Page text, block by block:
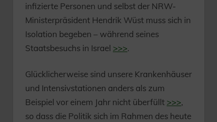
infizierte Personen und selbst der NRW-
Ministerpräsident Hendrik Wüst muss sich in
Isolation begeben – während seines
Staatsbesuchs in Israel >>>.
Glücklicherweise sind unsere Krankenhäuser
und Intensivstationen anders als zum
Beispiel vor einem Jahr nicht überfüllt >>>,
so dass die Politik sich im Rahmen des heute